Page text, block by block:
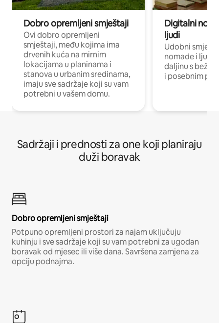
Dobro opremljeni smještaji
Ovi dobro opremljeni
smještaji, među kojima ima
drvenih kuća na mirnim
lokacijama u planinama i
stanova u urbanim sredinama,
imaju sve sadržaje koji su vam
potrebni u vašem domu.
Digitalni
ljudi
Udobni
nomade i ljude
daljinu s
i posebnim
Sadržaji i prednosti za one koji planiraju
duži boravak
Dobro opremljeni smještaji
Potpuno opremljeni prostori za najam uključuju
kuhinju i sve sadržaje koji su vam potrebni za ugodan
boravak od mjesec ili više dana. Savršena zamjena za
opciju podnajma.